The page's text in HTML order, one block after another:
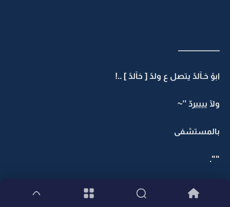
ـــــــــــــــــــــــــــ
ابوً خـآلدً يتصل ع ولدً [ خآلدً ] ..!
ولآ ييييردّ ’’~
بالمستشفى
"".
دخلهآً وجلسً ع الكرآسيً وحاط يده ع راسهآً كل يقولً